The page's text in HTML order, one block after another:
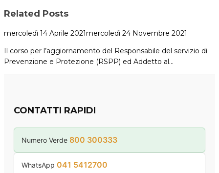
Related Posts
mercoledì 14 Aprile 2021mercoledì 24 Novembre 2021
Il corso per l’aggiornamento del Responsabile del servizio di
Prevenzione e Protezione (RSPP) ed Addetto al…
CONTATTI RAPIDI
Numero Verde 800 300333
WhatsApp 041 5412700